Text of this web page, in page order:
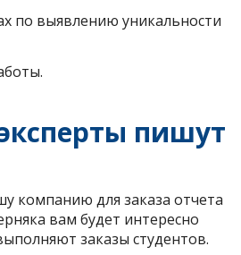
по выявлению уникальности
пишут
компанию для заказа отчета
вам будет интересно
заказы студентов.